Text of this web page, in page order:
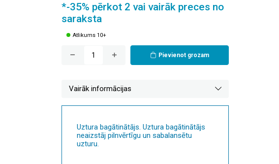
*-35% pērkot 2 vai vairāk preces no
saraksta
Atlikums 10+
Pievienot grozam
Vairāk informācijas
Uztura bagātinātājs. Uztura bagātinātājs
neaizstāj pilnvērtīgu un sabalansētu
uzturu.